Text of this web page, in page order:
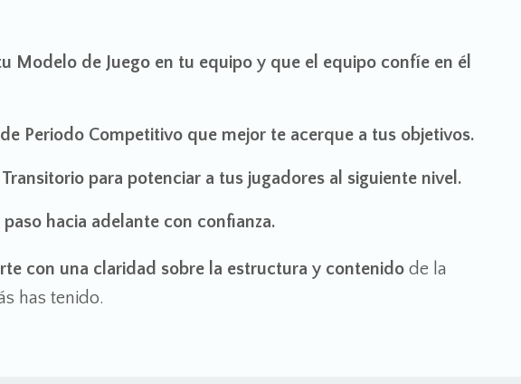
Modelo de Juego en tu equipo y que el equipo confíe en él
Periodo Competitivo que mejor te acerque a tus objetivos.
para potenciar a tus jugadores al siguiente nivel.
hacia adelante con confianza.
con una claridad sobre la estructura y contenido de la
has tenido.